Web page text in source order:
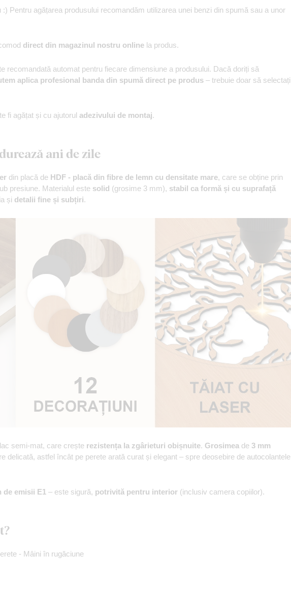
Pentru agățarea produsului recomandăm utilizarea unei benzi din spumă sau a unor
direct din magazinul nostru online la produs.
recomandată automat pentru fiecare dimensiune a produsului. Dacă doriți să
aplica profesional banda din spumă direct pe produs – trebuie doar să selectați
fi agățat și cu ajutorul adezivului de montaj.
ani de zile
din placă de HDF - placă din fibre de lemn cu densitate mare, care se obține prin
presiune. Materialul este solid (grosime 3 mm), stabil ca formă și cu suprafață
și detalii fine și subțiri.
semi-mat, care crește rezistența la zgârieturi obișnuite. Grosimea de 3 mm
delicată, astfel încât pe perete arată curat și elegant – spre deosebire de autocolantele
de emisii E1 – este sigură, potrivită pentru interior (inclusiv camera copiilor).
- Mâini în rugăciune